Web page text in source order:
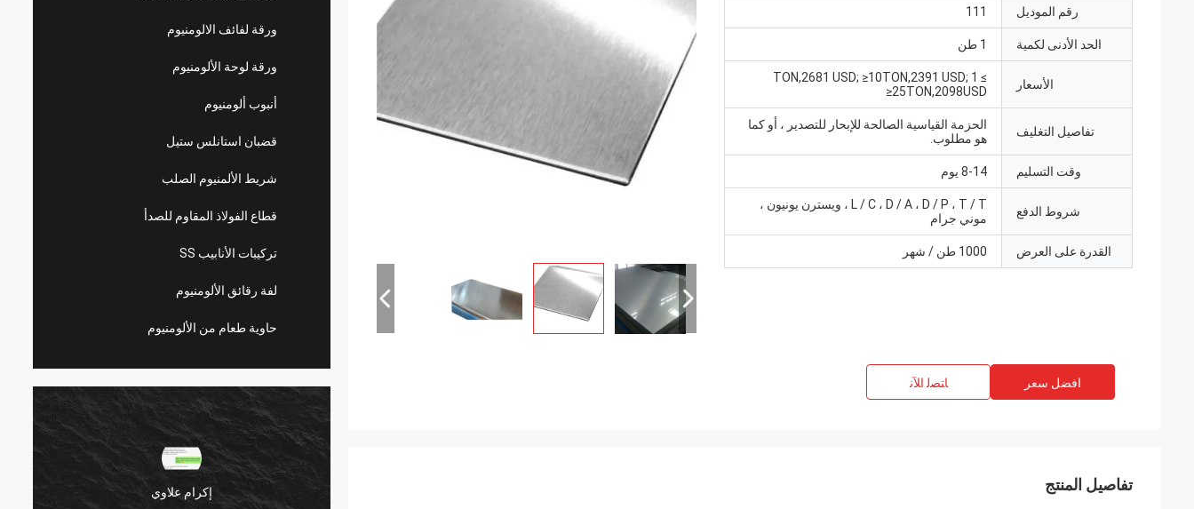
ورقة لفائف الالومنيوم
ورقة لوحة الألومنيوم
أنبوب ألومنيوم
قضبان استانلس ستيل
شريط الألمنيوم الصلب
قطاع الفولاذ المقاوم للصدأ
تركيبات الأنابيب SS
لفة رقائق الألومنيوم
حاوية طعام من الألومنيوم
إكرام علاوي
رقم الموديل 111
الحد الأدنى لكمية 1 طن
الأسعار
≥ 1 TON,2681 USD; ≥10TON,2391 USD;
≥25TON,2098USD
تفاصيل التغليف
الحزمة القياسية الصالحة للإبحار للتصدير ، أو كما
هو مطلوب.
وقت التسليم 8-14 يوم
شروط الدفع
L / C ، D / A ، D / P ، T / T ، ويسترن يونيون ،
موني جرام
القدرة على العرض 1000 طن / شهر
افضل سعر ﺎﺘﺼﻟ ﺍﻶﻧ
تفاصيل المنتج